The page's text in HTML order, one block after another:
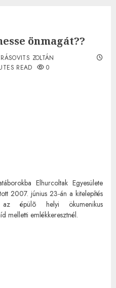
önmagát??
ZOLTÁN
READ 0
Elhurcoltak Egyesülete
2007. június 23-án a kitelepítés
az épülõ helyi ökumenikus
melletti emlékkeresztnél.